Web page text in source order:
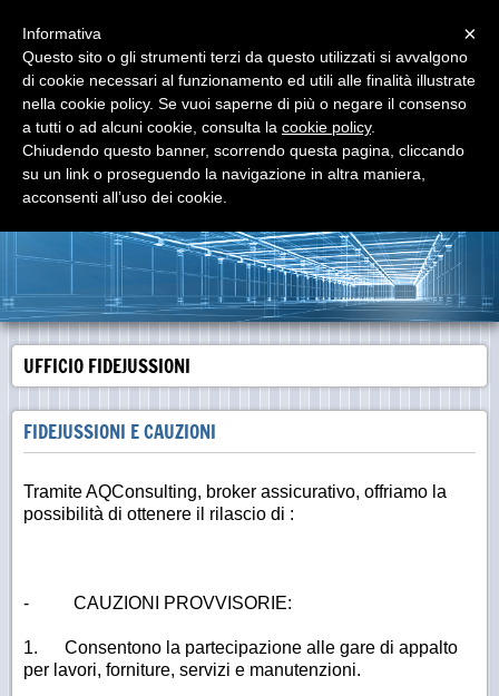
START-REC
per le aziende che vogliono nascere ... per quelle che
vogliono rinascere ....
UFFICIO FIDEJUSSIONI
FIDEJUSSIONI E CAUZIONI
Tramite AQConsulting, broker assicurativo, offriamo la
possibilità di ottenere il rilascio di :
- CAUZIONI PROVVISORIE:
1. Consentono la partecipazione alle gare di appalto
per lavori, forniture, servizi e manutenzioni.
×
Informativa
Questo sito o gli strumenti terzi da questo utilizzati si avvalgono
di cookie necessari al funzionamento ed utili alle finalità illustrate
nella cookie policy. Se vuoi saperne di più o negare il consenso
a tutti o ad alcuni cookie, consulta la cookie policy.
Chiudendo questo banner, scorrendo questa pagina, cliccando
su un link o proseguendo la navigazione in altra maniera,
acconsenti all’uso dei cookie.